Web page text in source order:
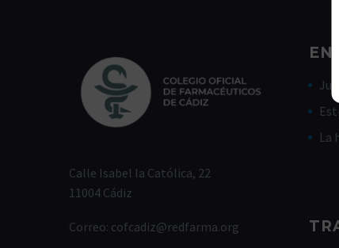
Calle Isabel la Católica, 22
11004 Cádiz
Correo: cofcadiz@redfarma.org
La